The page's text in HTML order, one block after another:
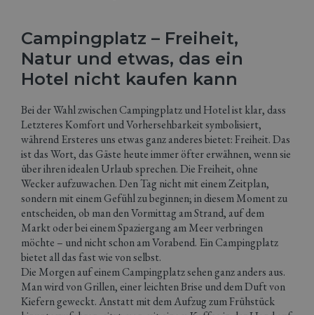
Campingplatz – Freiheit,
Natur und etwas, das ein
Hotel nicht kaufen kann
Bei der Wahl zwischen Campingplatz und Hotel ist klar, dass
Letzteres Komfort und Vorhersehbarkeit symbolisiert,
während Ersteres uns etwas ganz anderes bietet: Freiheit. Das
ist das Wort, das Gäste heute immer öfter erwähnen, wenn sie
über ihren idealen Urlaub sprechen. Die Freiheit, ohne
Wecker aufzuwachen. Den Tag nicht mit einem Zeitplan,
sondern mit einem Gefühl zu beginnen; in diesem Moment zu
entscheiden, ob man den Vormittag am Strand, auf dem
Markt oder bei einem Spaziergang am Meer verbringen
möchte – und nicht schon am Vorabend. Ein Campingplatz
bietet all das fast wie von selbst.
Die Morgen auf einem Campingplatz sehen ganz anders aus.
Man wird von Grillen, einer leichten Brise und dem Duft von
Kiefern geweckt. Anstatt mit dem Aufzug zum Frühstück